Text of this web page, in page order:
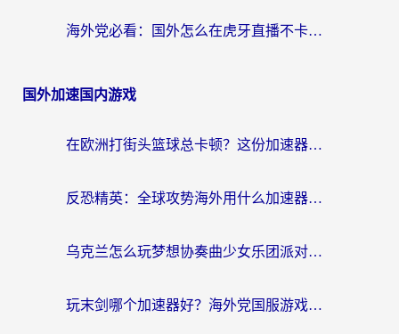
海外党必看：国外怎么在虎牙直播不卡顿？附腾讯视频网易云音乐解决方案
国外加速国内游戏
在欧洲打街头篮球总卡顿？这份加速器选择指南帮你解决延迟难题
反恐精英：全球攻势海外用什么加速器登录？海外党国服游戏畅玩指南
乌克兰怎么玩梦想协奏曲少女乐团派对？海外党国服游戏加速全攻略（附欧洲重生细胞荒野行动不卡技巧）
玩末剑哪个加速器好？海外党国服游戏畅玩终极指南（附3款热门游戏实测）